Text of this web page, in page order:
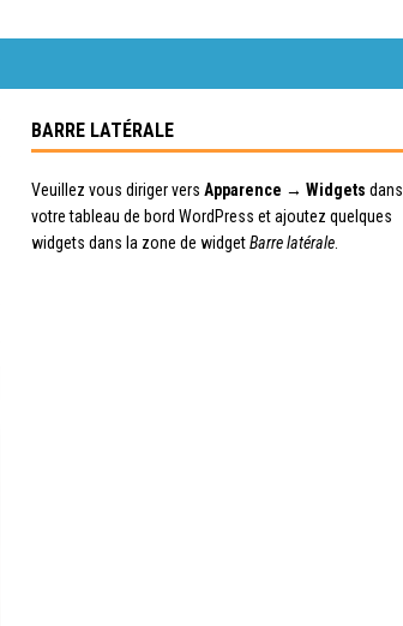
BARRE LATÉRALE
Veuillez vous diriger vers Apparence → Widgets dans
votre tableau de bord WordPress et ajoutez quelques
widgets dans la zone de widgetBarre latérale.